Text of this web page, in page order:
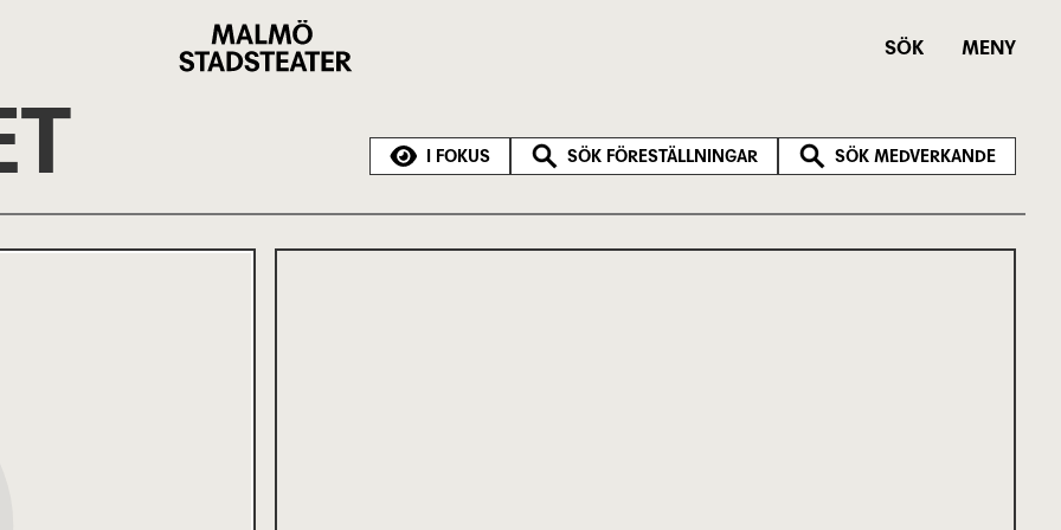
Stadsteater
SÖK MENY
I FOKUS SÖK FÖRESTÄLLNINGAR SÖK MEDVERKANDE